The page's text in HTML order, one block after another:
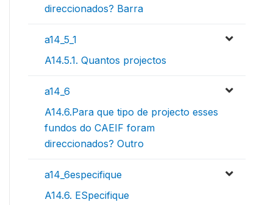
direccionados? Barra
a14_5_1
A14.5.1. Quantos projectos
a14_6
A14.6.Para que tipo de projecto esses
fundos do CAEIF foram
direccionados? Outro
a14_6especifique
A14.6. ESpecifique